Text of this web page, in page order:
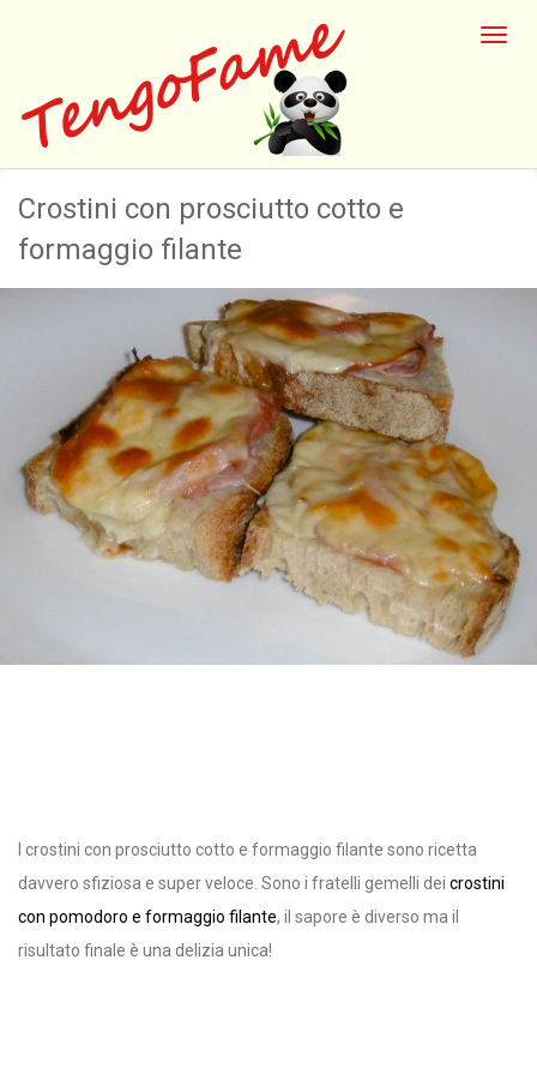
Crostini con prosciutto cotto e
formaggio filante
I crostini con prosciutto cotto e formaggio filante sono ricetta
davvero sfiziosa e super veloce. Sono i fratelli gemelli dei crostini
con pomodoro e formaggio filante, il sapore è diverso ma il
risultato finale è una delizia unica!